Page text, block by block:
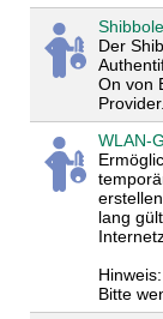
Der
On von
Provider.
WLAN-
lang
Bitte